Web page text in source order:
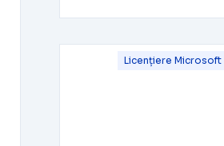
Licențiere Microsoft